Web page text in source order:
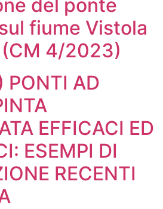
del ponte
fiume Vistola
4/2023)
PONTI AD
EFFICACI ED
ESEMPI DI
RECENTI